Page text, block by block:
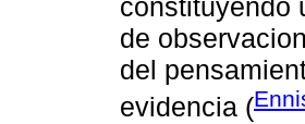
constituyendo
de
del
evidencia (